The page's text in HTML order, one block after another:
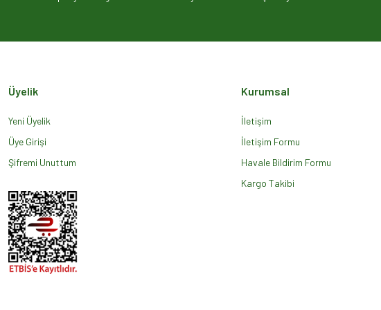
Ürün açıklamasında eksik bilgiler bulunuyor.
Üyelik
Yeni Üyelik
Üye Girişi
Şifremi Unuttum
Kurumsal
İletişim
İletişim Formu
Havale Bildirim Formu
Kargo Takibi